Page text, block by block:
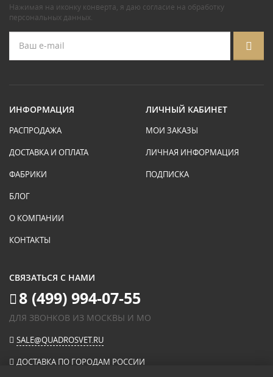
Нажимая на иконку конверта, я даю согласие на обработку
персональных данных.
ИНФОРМАЦИЯ
РАСПРОДАЖА
ДОСТАВКА И ОПЛАТА
ФАБРИКИ
БЛОГ
О КОМПАНИИ
КОНТАКТЫ
ЛИЧНЫЙ КАБИНЕТ
МОИ ЗАКАЗЫ
ЛИЧНАЯ ИНФОРМАЦИЯ
ПОДПИСКА
СВЯЗАТЬСЯ С НАМИ
8 (499) 994-07-55
ДЛЯ ЗВОНКОВ ИЗ МОСКВЫ И МО
SALE@QUADROSVET.RU
ДОСТАВКА ПО ГОРОДАМ РОССИИ